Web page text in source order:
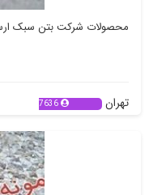
محصولات شرکت بتن سبک
تهران 7636